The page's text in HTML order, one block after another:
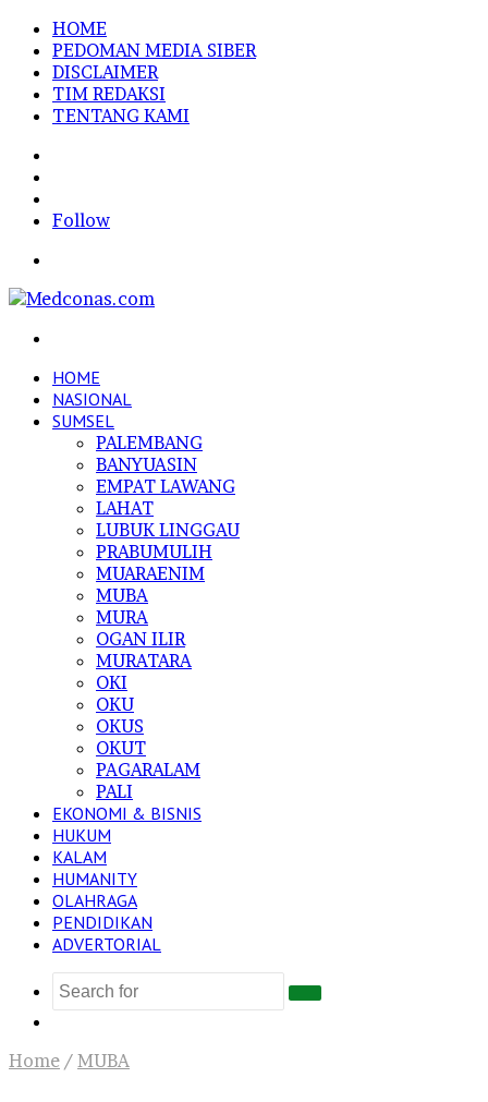
HOME
PEDOMAN MEDIA SIBER
DISCLAIMER
TIM REDAKSI
TENTANG KAMI
In
Follow
HOME
NASIONAL
SUMSEL
PALEMBANG
BANYUASIN
EMPAT LAWANG
LAHAT
LUBUK LINGGAU
PRABUMULIH
MUARAENIM
MUBA
MURA
OGAN ILIR
MURATARA
OKI
OKU
OKUS
OKUT
PAGARALAM
PALI
EKONOMI & BISNIS
HUKUM
KALAM
HUMANITY
OLAHRAGA
PENDIDIKAN
ADVERTORIAL
Search
Home / MUBA